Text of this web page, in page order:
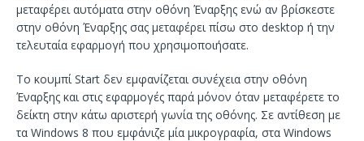
μεταφέρει αυτόματα στην οθόνη Έναρξης ενώ αν βρίσκεστε
στην οθόνη Έναρξης σας μεταφέρει πίσω στο desktop ή την
τελευταία εφαρμογή που χρησιμοποιήσατε.
Το κουμπί Start δεν εμφανίζεται συνέχεια στην οθόνη
Έναρξης και στις εφαρμογές παρά μόνον όταν μεταφέρετε το
δείκτη στην κάτω αριστερή γωνία της οθόνης. Σε αντίθεση με
τα Windows 8 που εμφάνιζε μία μικρογραφία, στα Windows